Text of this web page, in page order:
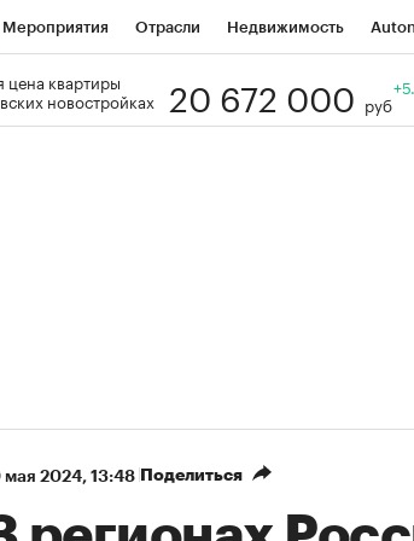
Мероприятия Отрасли Недвижимость
цена квартиры
новостройках
20 672 000 руб
мая 2024, 13:48 Поделиться